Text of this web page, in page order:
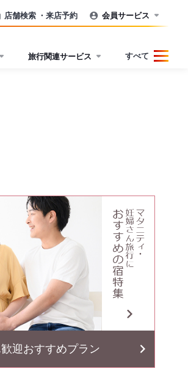
店舗検索 ・来店予約 会員サービス
旅行関連サービス すべて
迎おすすめプラン